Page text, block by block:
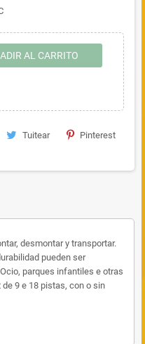
AL CARRITO
Tuitear Pinterest
desmontar y transportar.
pueden ser
parques infantiles e otras
9 e 18 pistas, con o sin